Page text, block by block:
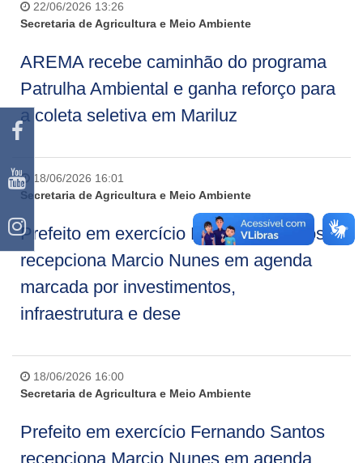
22/06/2026 13:26
Secretaria de Agricultura e Meio Ambiente
AREMA recebe caminhão do programa
Patrulha Ambiental e ganha reforço para
a coleta seletiva em Mariluz
18/06/2026 16:01
Secretaria de Agricultura e Meio Ambiente
Prefeito em exercício Fernando Santos
recepciona Marcio Nunes em agenda
marcada por investimentos,
infraestrutura e dese
18/06/2026 16:00
Secretaria de Agricultura e Meio Ambiente
Prefeito em exercício Fernando Santos
recepciona Marcio Nunes em agenda